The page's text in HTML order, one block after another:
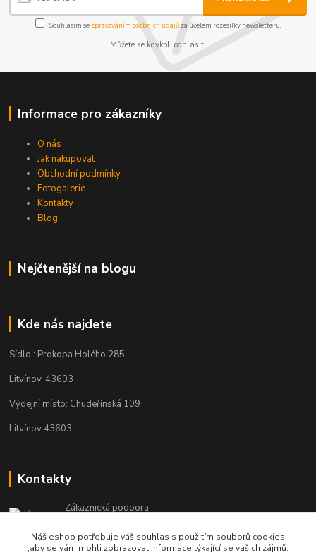
Souhlasím se zpracováním osobních údajůza účelem rozesílky newsletteru.
Můžete se kdykoli odhlásit.
Informace pro zákazníky
O nás
Jak nakupovat
Obchodní podmínky
Fotogalerie
Kontakty
Blog
Nejčtenější na blogu
Kde nás najdete
Sídlo : Prokopa Holého 285
Litvínov, 43603
Výdejní místo: Chudeřínská 109
Litvínov 43603
Kontakty
Zákaznická podpora
(Po-Pá, 8-16 hod.)
Náš eshop potřebuje váš souhlas s použitím souborů cookies
,aby se vám mohli zobrazovat informace týkající se vašich zájmů.